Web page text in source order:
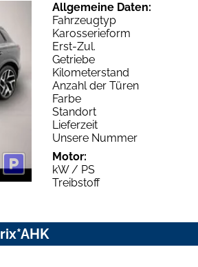
Allgemeine Daten:
Fahrzeugtyp
Karosserieform
Erst-Zul.
Getriebe
Kilometerstand
Anzahl der Türen
Farbe
Standort
Lieferzeit
Unsere Nummer
Motor:
kW / PS
Treibstoff